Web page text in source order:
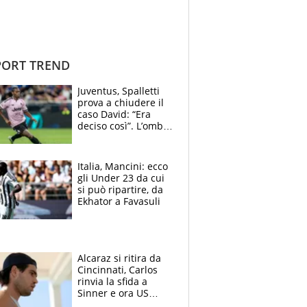
TREND
Juventus, Spalletti
prova a chiudere il
caso David: “Era
deciso così”. L’ombra
Italia, Mancini: ecco
gli Under 23 da cui
si può ripartire, da
Ekhator a Favasuli
Alcaraz si ritira da
Cincinnati, Carlos
rinvia la sfida a
Sinner e ora US